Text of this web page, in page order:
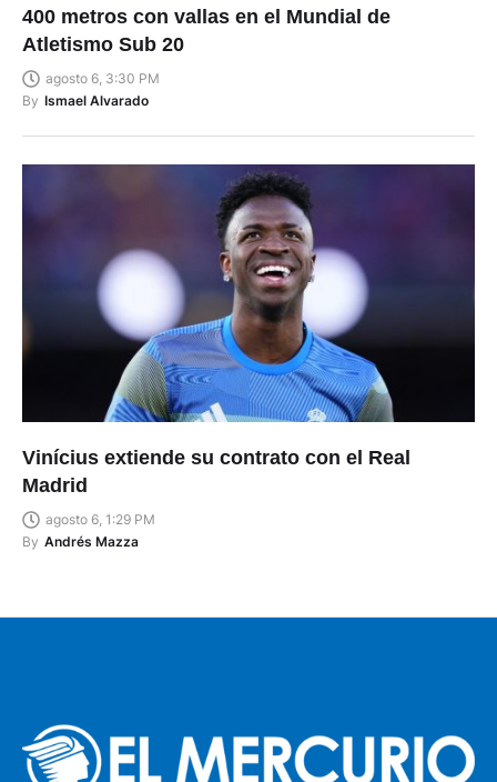
400 metros con vallas en el Mundial de
Atletismo Sub 20
agosto 6, 3:30 PM
By Ismael Alvarado
Vinícius extiende su contrato con el Real
Madrid
agosto 6, 1:29 PM
By Andrés Mazza